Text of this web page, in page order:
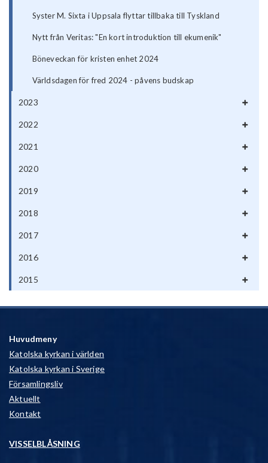
Syster M. Sixta i Uppsala flyttar tillbaka till Tyskland
Nytt från Veritas: "En kort introduktion till ekumenik"
Böneveckan för kristen enhet 2024
Världsdagen för fred 2024 - påvens budskap
2023
2022
2021
2020
2019
2018
2017
2016
2015
Huvudmeny
Katolska kyrkan i världen
Katolska kyrkan i Sverige
Församlingsliv
Aktuellt
Kontakt
VISSELBLÅSNING